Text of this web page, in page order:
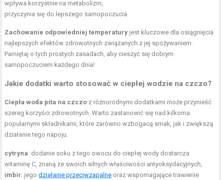
wpływa korzystnie na metabolizm,
przyczynia się do lepszego samopoczucia.
Zachowanie odpowiedniej temperatury jest kluczowe dla osiągnięcia
najlepszych efektów zdrowotnych związanych z jej spożywaniem.
Pamiętaj o tych prostych zasadach, aby cieszyć się dobrym
samopoczuciem każdego dnia!
Jakie dodatki warto stosować w ciepłej wodzie na czczo?
Ciepła woda pita na czczo z różnorodnymi dodatkami może przynieść
szereg korzyści zdrowotnych. Warto zastanowić się nad kilkoma
popularnymi składnikami, które zarówno wzbogacą smak, jak i zwiększą
działanie tego napoju.
cytryna: dodanie soku z tego owocu do ciepłej wody dostarcza
witaminę C, znaną ze swoich silnych właściwości antyoksydacyjnych,
imbir: jegodziałanie przeciwzapalne oraz wspomagające trawienie